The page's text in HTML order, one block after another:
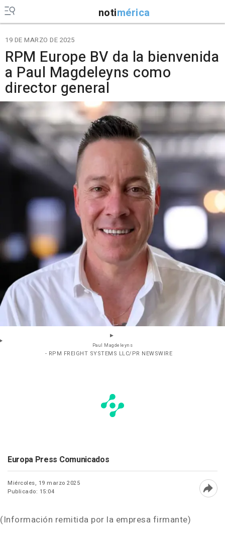
notimérica
19 DE MARZO DE 2025
RPM Europe BV da la bienvenida
a Paul Magdeleyns como
director general
Paul Magdeleyns
- RPM FREIGHT SYSTEMS LLC/PR NEWSWIRE
Europa Press Comunicados
Miércoles, 19 marzo 2025
Publicado: 15:04
(Información remitida por la empresa firmante)